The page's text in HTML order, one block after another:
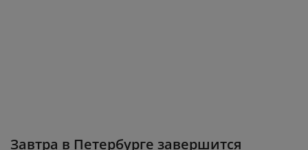
Завтра в Петербурге завершится